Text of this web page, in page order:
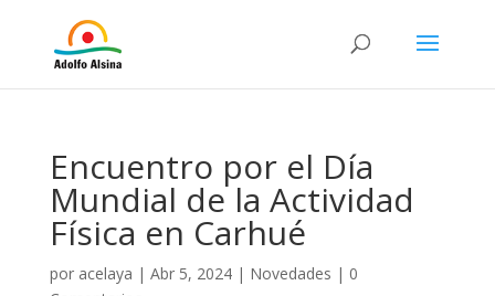
Encuentro por el Día
Mundial de la Actividad
Física en Carhué
por acelaya | Abr 5, 2024| Novedades | 0